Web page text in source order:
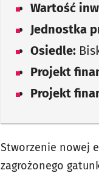
Wartość
Jednostka
Osiedle:
Projekt
Projekt
Stworzenie nowej
zagrożonego